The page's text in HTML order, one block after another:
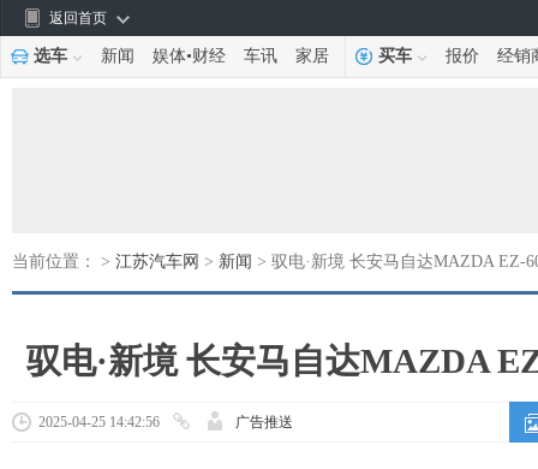
返回首页
选车 新闻 娱体•财经 车讯 家居 买车 报价 经销
当前位置： > 江苏汽车网 > 新闻 > 驭电·新境 长安马自达MAZDA EZ-
驭电·新境 长安马自达MAZDA
2025-04-25 14:42:56 广告推送